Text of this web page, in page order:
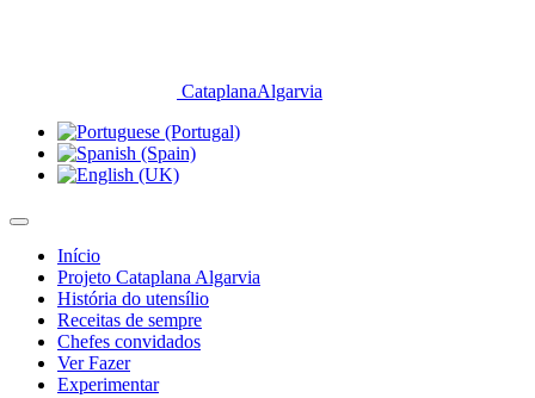
CataplanaAlgarvia
Início
Projeto Cataplana Algarvia
História do utensílio
Receitas de sempre
Chefes convidados
Ver Fazer
Experimentar